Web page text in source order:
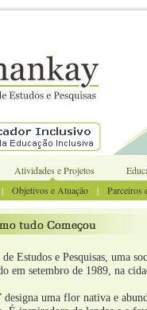
Atividades e Projetos
| Objetivos e Atuação | Parceiros
Estudos e Pesquisas, uma
em setembro de 1989, na
designa uma flor nativa e